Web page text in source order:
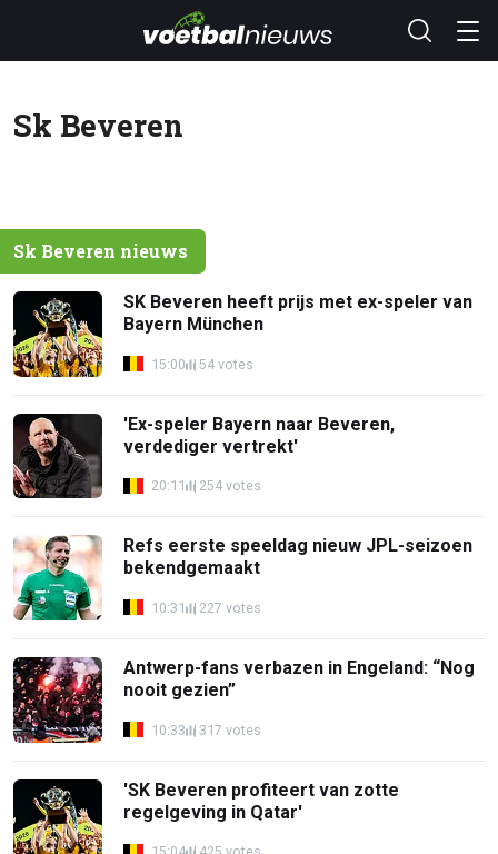
Sk Beveren
Sk Beveren nieuws
SK Beveren heeft prijs met ex-speler van
Bayern München
15:00 54 votes
'Ex-speler Bayern naar Beveren,
verdediger vertrekt'
20:11 254 votes
Refs eerste speeldag nieuw JPL-seizoen
bekendgemaakt
10:31 227 votes
Antwerp-fans verbazen in Engeland: “Nog
nooit gezien”
10:33 317 votes
'SK Beveren profiteert van zotte
regelgeving in Qatar'